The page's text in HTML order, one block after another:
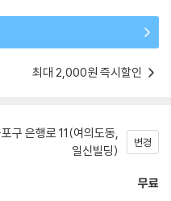
최대 2,000원 즉시할인
구 은행로 11(여의도동,
일신빌딩)
변경
무료